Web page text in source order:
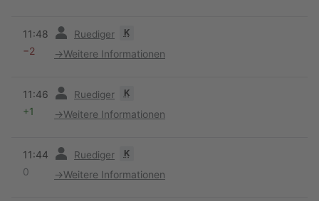
11:48 Ruediger K
−2 →Weitere Informationen
11:46 Ruediger K
+1 →Weitere Informationen
11:44 Ruediger K
0 →Weitere Informationen